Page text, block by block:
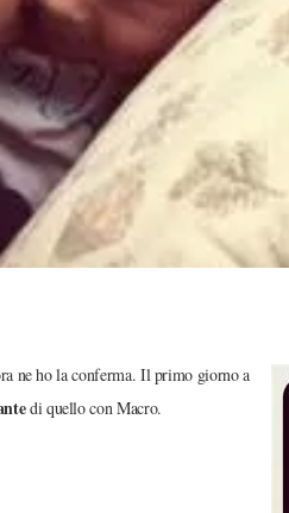
ne ho la conferma. Il primo giorno a
di quello con Macro.